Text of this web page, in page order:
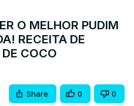
O MELHOR PUDIM
RECEITA DE
COCO
Share 0 0